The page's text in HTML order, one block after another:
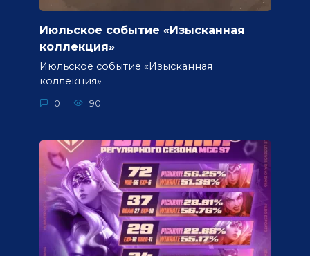
Июльское событие «Изысканная
коллекция»
Июльское событие «Изысканная
коллекция»
0 90